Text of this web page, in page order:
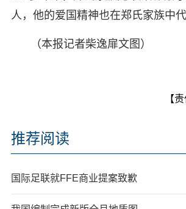
人，他的爱国精神也在郑氏家族中代
（本报记者柴逸扉文图）
【
推荐阅读
国际足联就FFE商业提案致歉